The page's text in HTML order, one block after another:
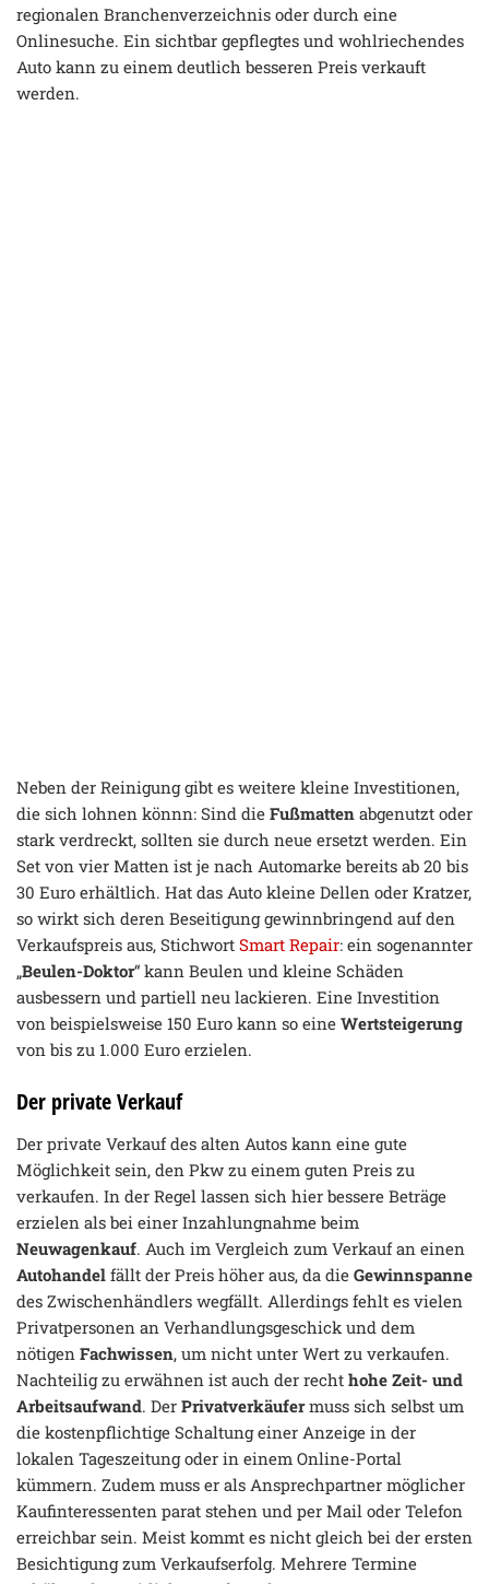
regionalen Branchenverzeichnis oder durch eine
Onlinesuche. Ein sichtbar gepflegtes und wohlriechendes
Auto kann zu einem deutlich besseren Preis verkauft
werden.
Neben der Reinigung gibt es weitere kleine Investitionen,
die sich lohnen könnn: Sind die Fußmatten abgenutzt oder
stark verdreckt, sollten sie durch neue ersetzt werden. Ein
Set von vier Matten ist je nach Automarke bereits ab 20 bis
30 Euro erhältlich. Hat das Auto kleine Dellen oder Kratzer,
so wirkt sich deren Beseitigung gewinnbringend auf den
Verkaufspreis aus, Stichwort Smart Repair: ein sogenannter
„Beulen-Doktor“ kann Beulen und kleine Schäden
ausbessern und partiell neu lackieren. Eine Investition
von beispielsweise 150 Euro kann so eine Wertsteigerung
von bis zu 1.000 Euro erzielen.
Der private Verkauf
Der private Verkauf des alten Autos kann eine gute
Möglichkeit sein, den Pkw zu einem guten Preis zu
verkaufen. In der Regel lassen sich hier bessere Beträge
erzielen als bei einer Inzahlungnahme beim
Neuwagenkauf. Auch im Vergleich zum Verkauf an einen
Autohandel fällt der Preis höher aus, da die Gewinnspanne
des Zwischenhändlers wegfällt. Allerdings fehlt es vielen
Privatpersonen an Verhandlungsgeschick und dem
nötigen Fachwissen, um nicht unter Wert zu verkaufen.
Nachteilig zu erwähnen ist auch der recht hohe Zeit- und
Arbeitsaufwand. Der Privatverkäufermuss sich selbst um
die kostenpflichtige Schaltung einer Anzeige in der
lokalen Tageszeitung oder in einem Online-Portal
kümmern. Zudem muss er als Ansprechpartner möglicher
Kaufinteressenten parat stehen und per Mail oder Telefon
erreichbar sein. Meist kommt es nicht gleich bei der ersten
Besichtigung zum Verkaufserfolg. Mehrere Termine